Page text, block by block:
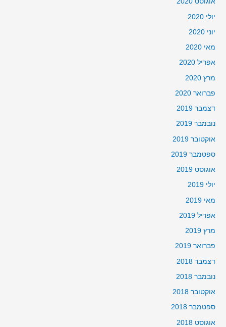
יולי 2020
יוני 2020
מאי 2020
אפריל 2020
מרץ 2020
פברואר 2020
דצמבר 2019
נובמבר 2019
אוקטובר 2019
ספטמבר 2019
אוגוסט 2019
יולי 2019
מאי 2019
אפריל 2019
מרץ 2019
פברואר 2019
דצמבר 2018
נובמבר 2018
אוקטובר 2018
ספטמבר 2018
אוגוסט 2018